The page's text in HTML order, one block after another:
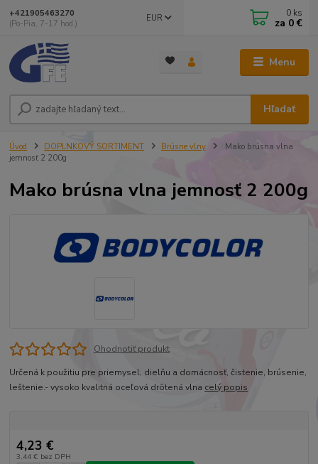
Menu
EUR
Hľadať
+421905463270
(Po-Pia, 7-17 hod.)
0 ks
za 0 €
Úvod DOPLNKOVÝ SORTIMENT Brúsne vlny
Mako brúsna vlna
jemnosť 2 200g
Mako brúsna vlna jemnosť 2 200g
Ohodnotiť produkt
Určená k použitiu pre priemysel, dielňu a domácnosť, čistenie, brúsenie,
leštenie.- vysoko kvalitná oceľová drôtená vlna celý popis
4,23 €
3,44 € bez DPH